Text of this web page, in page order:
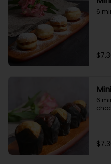
6
6